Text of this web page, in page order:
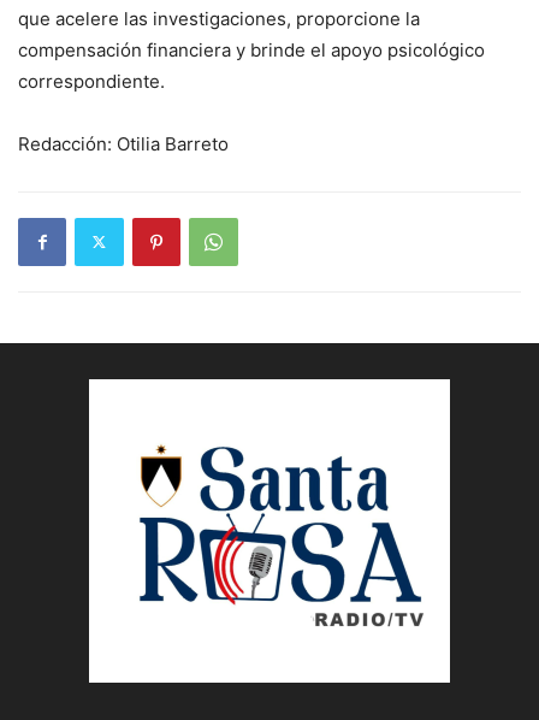
que acelere las investigaciones, proporcione la
compensación financiera y brinde el apoyo psicológico
correspondiente.
Redacción: Otilia Barreto